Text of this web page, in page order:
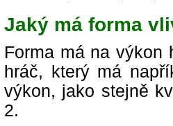
Jaký má forma
Forma má na výkon
hráč, který má
výkon, jako stejně
2.